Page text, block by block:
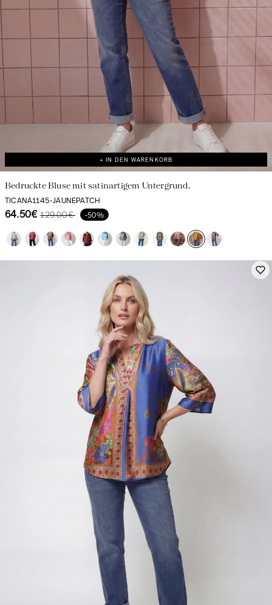
+ IN DEN WARENKORB
Bedruckte Bluse mit satinartigem Untergrund.
TICANA1145-JAUNEPATCH
64.50€ 129.00€ -50%